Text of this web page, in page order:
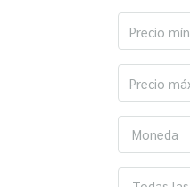
Moneda